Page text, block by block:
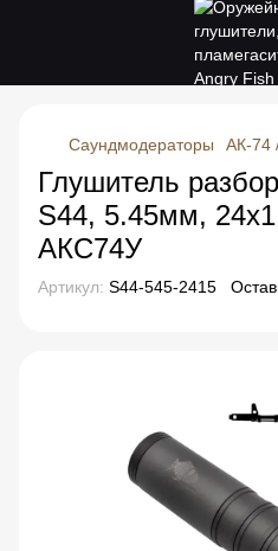
Саундмодераторы АК-74
Глушитель
S44, 5.45мм,
АКС74У
Артикул: S44-545-2415